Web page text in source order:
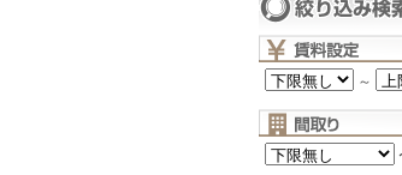
～